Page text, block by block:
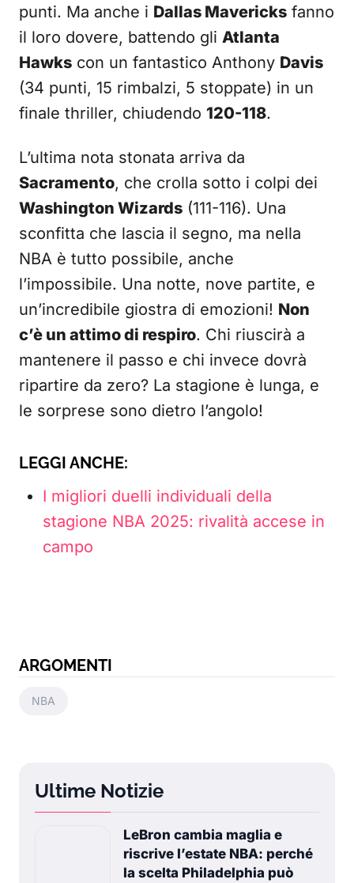
punti. Ma anche i Dallas Mavericks fanno
il loro dovere, battendo gli Atlanta
Hawks con un fantastico Anthony Davis
(34 punti, 15 rimbalzi, 5 stoppate) in un
finale thriller, chiudendo 120-118.
L’ultima nota stonata arriva da
Sacramento, che crolla sotto i colpi dei
Washington Wizards (111-116). Una
sconfitta che lascia il segno, ma nella
NBA è tutto possibile, anche
l’impossibile. Una notte, nove partite, e
un’incredibile giostra di emozioni! Non
c’è un attimo di respiro. Chi riuscirà a
mantenere il passo e chi invece dovrà
ripartire da zero? La stagione è lunga, e
le sorprese sono dietro l’angolo!
LEGGI ANCHE:
I migliori duelli individuali della
stagione NBA 2025: rivalità accese in
campo
ARGOMENTI
NBA
Ultime Notizie
LeBron cambia maglia e
riscrive l’estate NBA: perché
la scelta Philadelphia può